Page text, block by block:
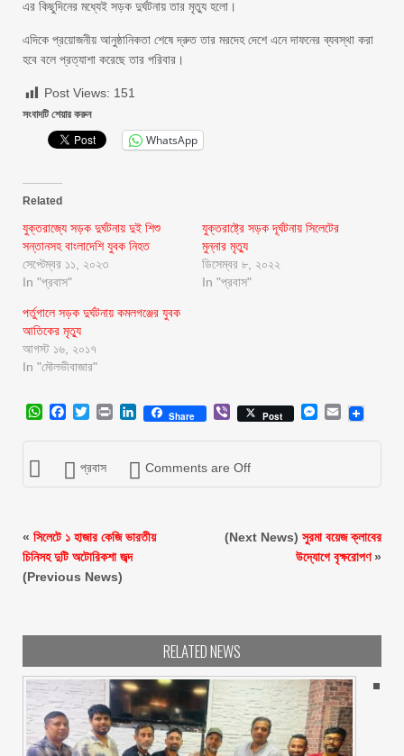
এর কিছুদিনের মধ্যেই সড়ক দুর্ঘটনায় তার মৃত্যু হলো।
এদিকে প্রয়োজনীয় আনুষ্ঠানিকতা শেষে দ্রুত তার মরদেহ দেশে এনে দাফনের ব্যবস্থা করা
হবে বলে প্রত্যাশা করেছে তার পরিবার।
Post Views: 151
সংবাদটি শেয়ার করুন
WhatsApp
Related
যুক্তরাজ্যে সড়ক দুর্ঘটনায় দুই শিশু
সন্তানসহ বাংলাদেশি যুবক নিহত
সেপ্টেম্বর ১১, ২০২৩
In "প্রবাস"
যুক্তরাষ্ট্রে সড়ক দূর্ঘটনায় সিলেটের
মুন্নার মৃত্যু
ডিসেম্বর ৮, ২০২২
In "প্রবাস"
পর্তুগালে সড়ক দুর্ঘটনায় কমলগঞ্জের যুবক
আতিকের মৃত্যু
আগস্ট ১৬, ২০১৭
In "মৌলভীবাজার"
WhatsApp
Facebook
Twitter
Print LinkedIn
Share ViberPost Messenger
Email
প্রবাস Comments are Off
« সিলেটে ১ হাজার কেজি ভারতীয়
চিনিসহ দুটি অটোরিকশা জব্দ
(Previous News)
(Next News) সুরমা বয়েজ ক্লাবের
উদ্যোগে বৃক্ষরোপণ»
RELATED NEWS